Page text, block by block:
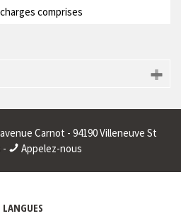
comprises
Carnot - 94190 Villeneuve St
-
Appelez-nous
LANGUES